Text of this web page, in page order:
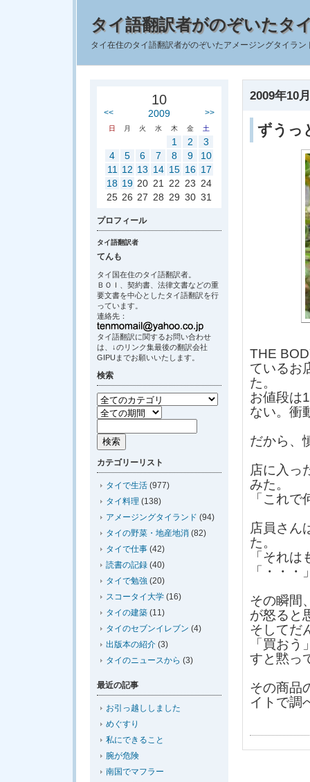
タイ語翻訳者がのぞいたタ
タイ在住のタイ語翻訳者がのぞいたアメージングタイラ
2009年10
ずうっ
THE
ているお
た。
お値段は
ない。衝
だから、
店に入っ
みた。
「これ
店員さん
た。
「それ
「・・・
その瞬間
が怒ると
そしてだ
「買お
すと黙っ
その商品
イトで調
10
<< 2009 >>
日 月 火 水 木 金 土
1 2
3
4
5 6 7 8 9
10
11
12 13 14 15 16 17
18 19 20 21 22 23 24
25 26 27 28 29 30 31
プロフィール
タイ語翻訳者
てんも
タイ国在住のタイ語翻訳者。
ＢＯＩ、契約書、法律文書などの重
要文書を中心としたタイ語翻訳を行
っています。
連絡先：
タイ語翻訳に関するお問い合わせ
は、↓のリンク集最後の翻訳会社
GIPUまでお願いいたします。
検索
カテゴリーリスト
タイで生活 (977)
タイ料理 (138)
アメージングタイランド (94)
タイの野菜・地産地消 (82)
タイで仕事 (42)
読書の記録 (40)
タイで勉強 (20)
スコータイ大学 (16)
タイの建築 (11)
タイのセブンイレブン (4)
出版本の紹介 (3)
タイのニュースから (3)
最近の記事
お引っ越ししました
めぐすり
私にできること
腕が危険
南国でマフラー